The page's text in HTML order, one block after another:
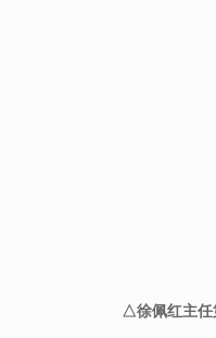
△徐佩红主任